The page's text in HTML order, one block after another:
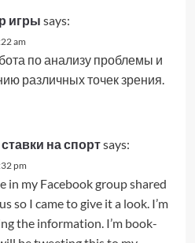
игры says:
am
по анализу проблемы и
различных точек зрения.
на спортsays:
pm
in my Facebook group shared
so I came to give it a look. I’m
the information. I’m book-